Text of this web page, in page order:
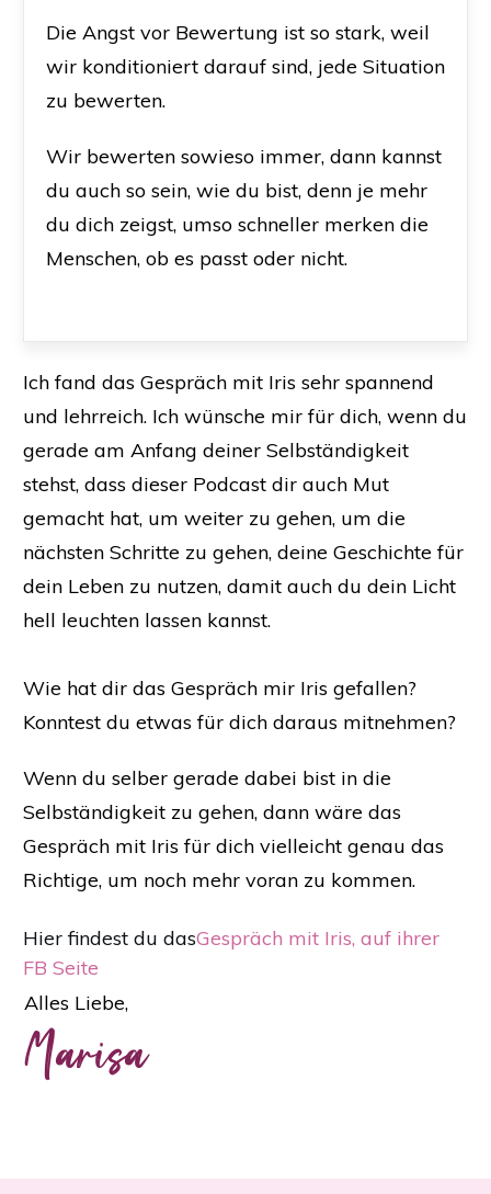
Die Angst vor Bewertung ist so stark, weil
wir konditioniert darauf sind, jede Situation
zu bewerten.
Wir bewerten sowieso immer, dann kannst
du auch so sein, wie du bist, denn je mehr
du dich zeigst, umso schneller merken die
Menschen, ob es passt oder nicht.
Ich fand das Gespräch mit Iris sehr spannend
und lehrreich. Ich wünsche mir für dich, wenn du
gerade am Anfang deiner Selbständigkeit
stehst, dass dieser Podcast dir auch Mut
gemacht hat, um weiter zu gehen, um die
nächsten Schritte zu gehen, deine Geschichte für
dein Leben zu nutzen, damit auch du dein Licht
hell leuchten lassen kannst.
Wie hat dir das Gespräch mir Iris gefallen?
Konntest du etwas für dich daraus mitnehmen?
Wenn du selber gerade dabei bist in die
Selbständigkeit zu gehen, dann wäre das
Gespräch mit Iris für dich vielleicht genau das
Richtige, um noch mehr voran zu kommen.
Hier findest du dasGespräch mit Iris, auf ihrer
FB Seite
Alles Liebe,
Marisa